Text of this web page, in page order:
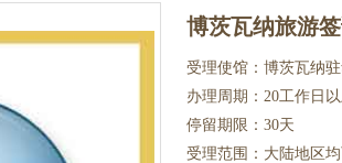
博茨瓦纳旅游签
受理使馆：博茨瓦纳
办理周期：20工作日
停留期限：30天
受理范围：大陆地区